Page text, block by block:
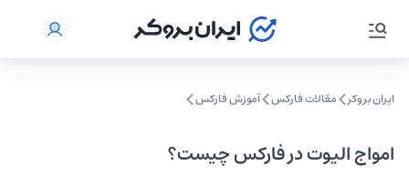
ایران بروکر مقالات فارکس آموزش فارکس
امواج الیوت در فارکس چیست؟